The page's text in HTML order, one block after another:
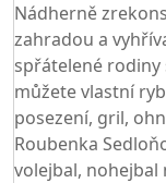
Nádherně
zahradou a
spřátelené rodiny
můžete vlastní
posezení, gril,
Roubenka
volejbal,